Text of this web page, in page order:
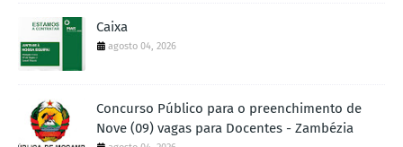
Caixa
agosto 04, 2026
Concurso Público para o preenchimento de
Nove (09) vagas para Docentes - Zambézia